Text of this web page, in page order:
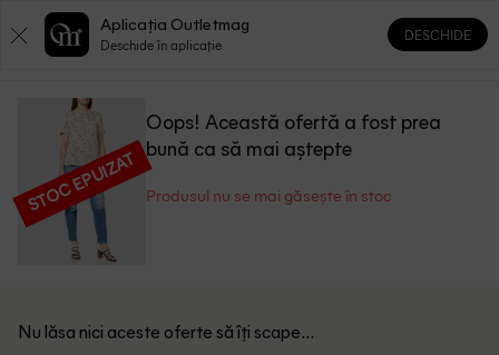
0 0
STOC EPUIZAT
Oops! Această ofertă a fost prea
bună ca să mai aștepte
Produsul nu se mai găsește în stoc
Nu lăsa nici aceste oferte să îți scape...
Aplicația Outletmag
Deschide în aplicație
DESCHIDE